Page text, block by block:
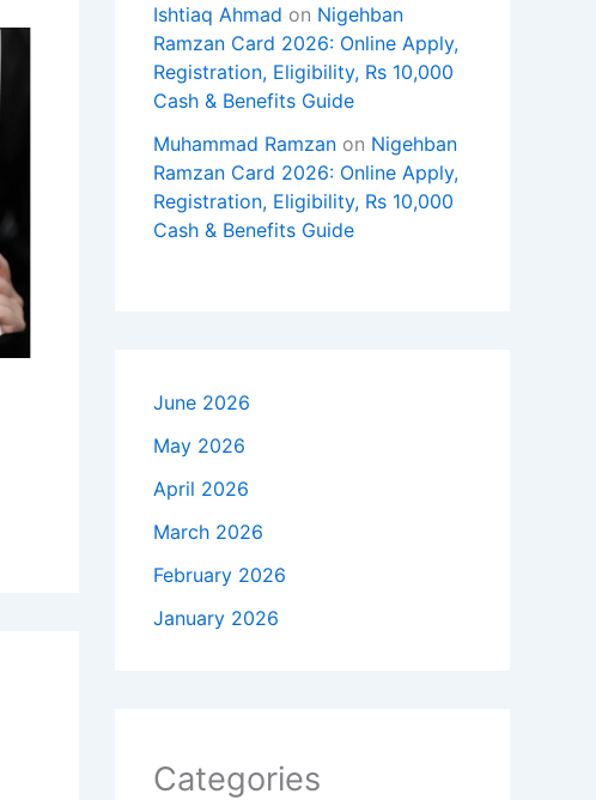
Ishtiaq Ahmad on Nigehban
Ramzan Card 2026: Online Apply,
Registration, Eligibility, Rs 10,000
Cash & Benefits Guide
Muhammad Ramzan on Nigehban
Ramzan Card 2026: Online Apply,
Registration, Eligibility, Rs 10,000
Cash & Benefits Guide
June 2026
May 2026
April 2026
March 2026
February 2026
January 2026
Categories